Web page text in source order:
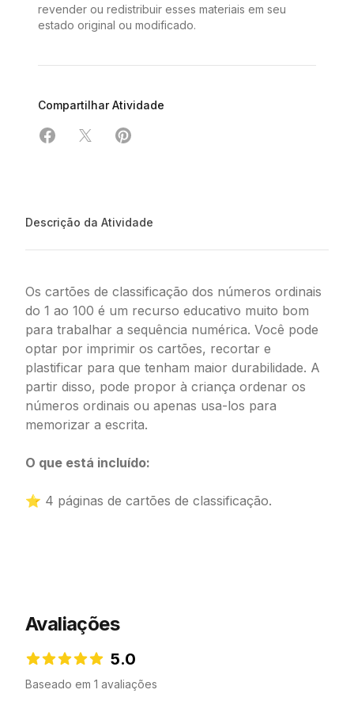
revender ou redistribuir esses materiais em seu
estado original ou modificado.
Compartilhar Atividade
Compartilhar em Facebook
Compartilhar em X
Compartilhar em Pinterest
Descrição da Atividade
Os cartões de classificação dos números ordinais
do 1 ao 100 é um recurso educativo muito bom
para trabalhar a sequência numérica. Você pode
optar por imprimir os cartões, recortar e
plastificar para que tenham maior durabilidade. A
partir disso, pode propor à criança ordenar os
números ordinais ou apenas usa-los para
memorizar a escrita.
O que está incluído:
⭐ 4 páginas de cartões de classificação.
Avaliações
5.0
Baseado em 1 avaliações